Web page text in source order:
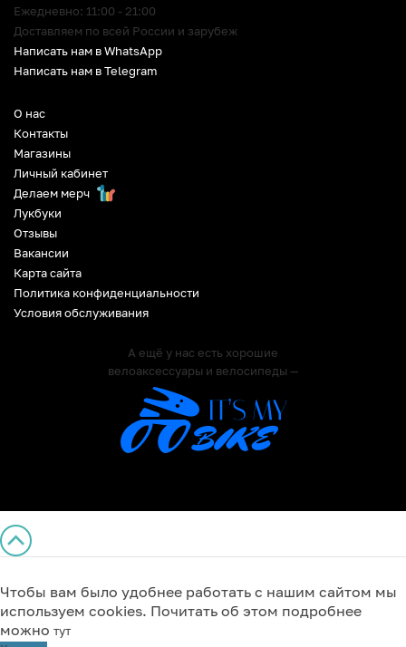
О нас
Контакты
Магазины
Личный кабинет
Делаем мерч
Лукбуки
Отзывы
Вакансии
Карта сайта
Политика конфиденциальности
Условия обслуживания
А ещё у нас есть хорошие
велоаксессуары и велосипеды —
Ежедневно: 11:00 - 21:00
Доставляем по всей России и зарубеж
Написать нам в WhatsApp
Написать нам в Telegram
Чтобы вам было удобнее работать с нашим сайтом мы
используем cookies. Почитать об этом подробнее
можно тут